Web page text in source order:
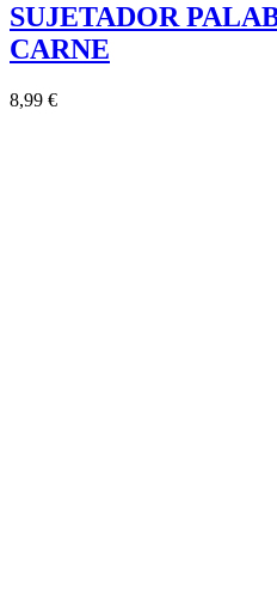
SUJETADOR
CARNE
8,99 €